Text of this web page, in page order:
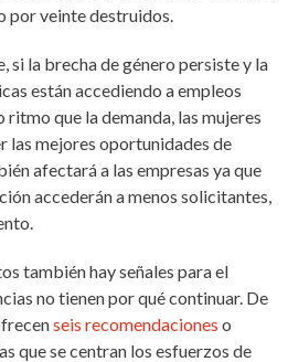
por veinte destruidos.
si la brecha de género persiste y la
están accediendo a empleos
que la demanda, las mujeres
las mejores oportunidades de
afectará a las empresas ya que
accederán a menos solicitantes,
también hay señales para el
no tienen por qué continuar. De
seis recomendaciones o
que se centran los esfuerzos de